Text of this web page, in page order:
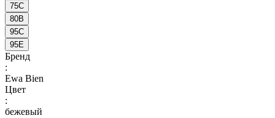
75C
80B
95C
95E
Бренд
:
Ewa Bien
Цвет
:
бежевый